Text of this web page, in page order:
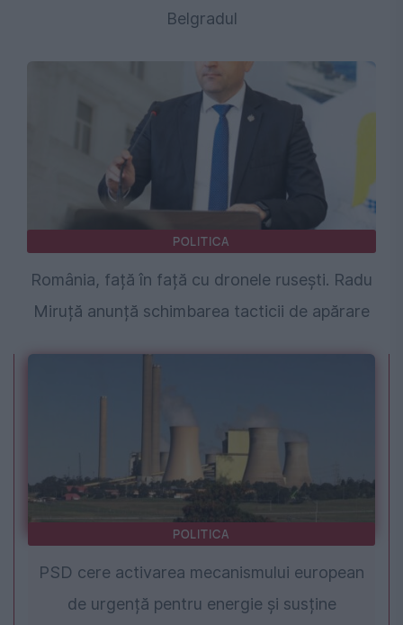
Belgradul
POLITICA
România, față în față cu dronele rusești. Radu
Miruță anunță schimbarea tacticii de apărare
POLITICA
PSD cere activarea mecanismului european
de urgență pentru energie și susține